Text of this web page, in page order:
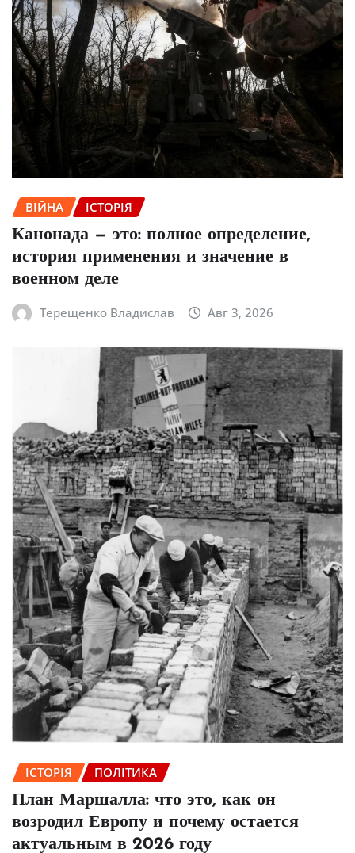
ВІЙНА ІСТОРІЯ
Канонада — это: полное определение,
история применения и значение в
военном деле
Терещенко Владислав Авг 3, 2026
ІСТОРІЯ ПОЛІТИКА
План Маршалла: что это, как он
возродил Европу и почему остается
актуальным в 2026 году